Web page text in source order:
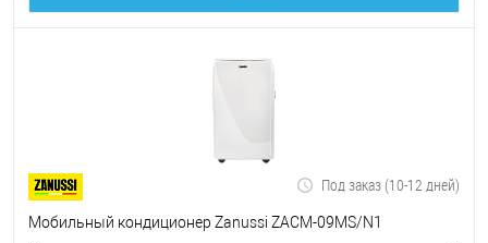
Под заказ (10-12 дней)
Мобильный кондиционер Zanussi ZACM-09MS/N1